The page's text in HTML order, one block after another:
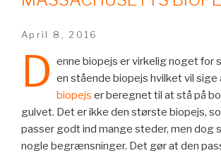
Posted
April 8, 2016
D enne biopejs er virkelig noget for
en stående biopejs hvilket vil sige
biopejs er beregnet til at stå på
gulvet. Det er ikke den største biopejs,
passer godt ind mange steder, men dog
nogle begrænsninger. Det gør at den